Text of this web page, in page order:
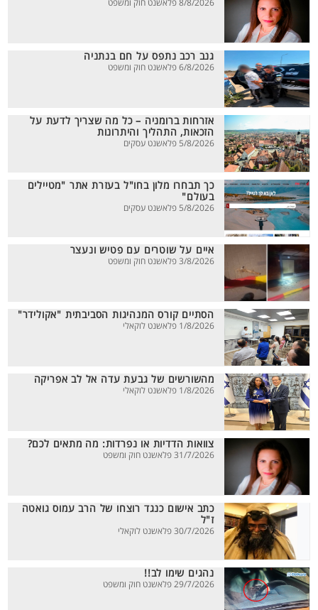
8/8/2026 פלאשנט חוק ומשפט
גנב רכב נתפס על חם בנתניה
6/8/2026 פלאשנט חוק ומשפט
אזרחות ברומניה – כל מה שצריך לדעת על
הזכאות, התהליך והיתרונות
5/8/2026 פלאשנט עסקים
כך תבחרו מלון בחו"ל בעזרת אתר "מטיילים
בעולם"
5/8/2026 פלאשנט עסקים
איים על שוטרים עם פטיש ונעצר
3/8/2026 פלאשנט חוק ומשפט
הסתיים קורס המנהיגות הסביבתית "אקולידר"
1/8/2026 פלאשנט לוקאלי
מהשורשים של גבעת עדה אל לב אפריקה
1/8/2026 פלאשנט לוקאלי
צוואות הדדיות או נפרדות: מה מתאים לכם?
31/7/2026 פלאשנט חוק ומשפט
כתב אישום כנגד רוצחו של הרב עמוס גואטה
ז"ל
30/7/2026 פלאשנט לוקאלי
נהגים שימו לב!!
29/7/2026 פלאשנט חוק ומשפט